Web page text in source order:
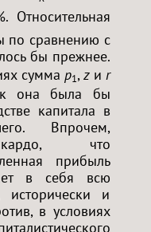
Относительная
по сравнению с
бы прежнее.
сумма p1,zи r
она была бы
капитала в
Впрочем,
что
прибыль
в себя всю
исторически и
в условиях